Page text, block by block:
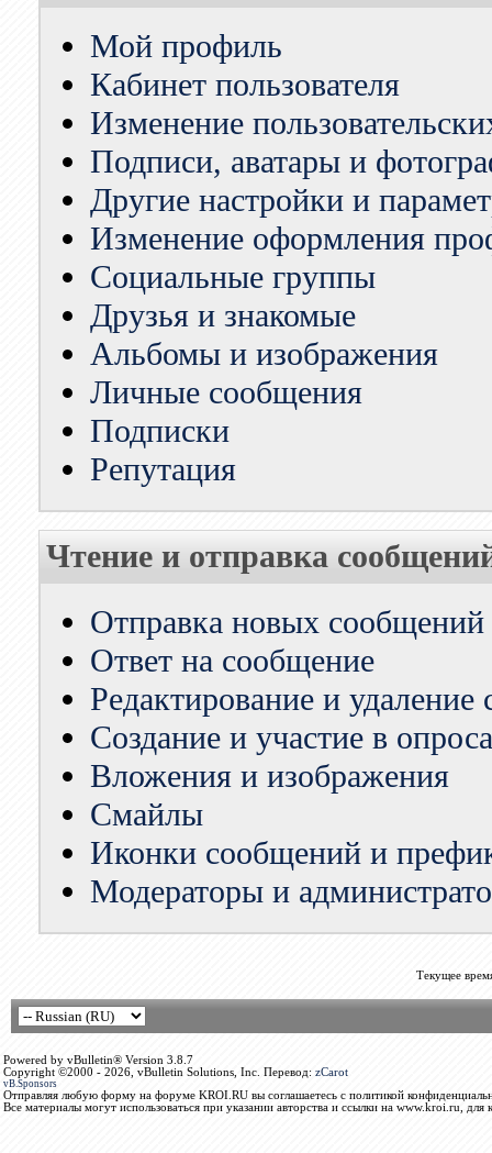
Мой профиль
Кабинет пользователя
Изменение
Подписи, аватары и
Другие настройки и
Изменение оформления
Социальные группы
Друзья и знакомые
Альбомы и изображения
Личные сообщения
Подписки
Репутация
Чтение и отправка
Отправка новых сообщений
Ответ на сообщение
Редактирование и
Создание и участие в
Вложения и изображения
Смайлы
Иконки сообщений и
Модераторы и
Текущее
Powered by vBulletin® Version 3.8.7
Copyright ©2000 - 2026, vBulletin Solutions, Inc. Перевод: zCarot
vB.Sponsors
Отправляя любую форму на форуме KROI.RU вы соглашаетесь с политикой
Все материалы могут использоваться при указании авторства и ссылки на www.kroi.ru, для